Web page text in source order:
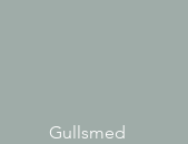
Gullsmed